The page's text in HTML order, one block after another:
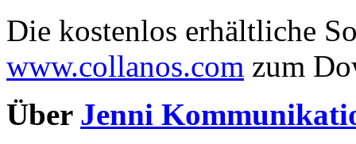
Die kostenlos erhältliche
www.collanos.com zum
Über Jenni